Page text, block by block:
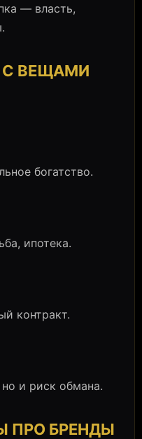
— власть,
С ВЕЩАМИ
богатство.
ипотека.
контракт.
и риск обмана.
ПРО БРЕНДЫ